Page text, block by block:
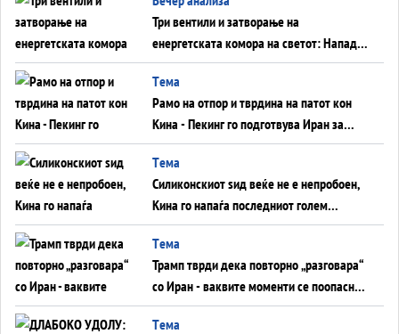
Три вентили и затворање на
енергетската комора на светот: Нападот
во Суец најавува глобален енергетски
инфаркт?
Tема
Рамо на отпор и тврдина на патот кон
Кина - Пекинг го подготвува Иран за
американска копнена инвазија
Tема
Силиконскиот ѕид веќе не е непробоен,
Кина го напаѓа последниот голем
монопол на Западот?
Tема
Трамп тврди дека повторно „разговара“
со Иран - ваквите моменти се поопасни
од отворените закани
Tема